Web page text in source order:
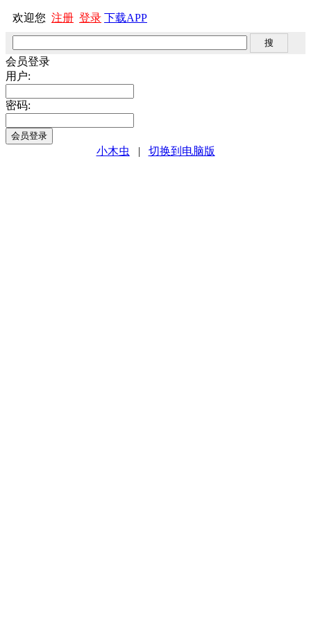
欢迎您 注册 登录 下载APP
会员登录
用户:
密码:
小木虫 | 切换到电脑版